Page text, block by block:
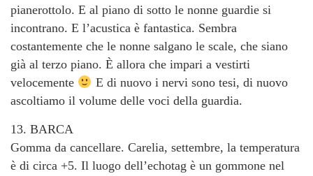
pianerottolo. E al piano di sotto le nonne guardie si
incontrano. E l’acustica è fantastica. Sembra
costantemente che le nonne salgano le scale, che siano
già al terzo piano. È allora che impari a vestirti
velocemente
E di nuovo i nervi sono tesi, di nuovo
ascoltiamo il volume delle voci della guardia.
13. BARCA
Gomma da cancellare. Carelia, settembre, la temperatura
è di circa +5. Il luogo dell’echotag è un gommone nel